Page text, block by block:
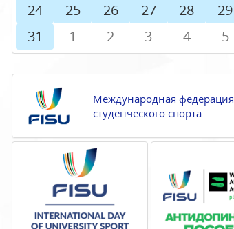
24
25 26 27 28 29
31
1 2 3 4 5
Международная федерация
студенческого спорта